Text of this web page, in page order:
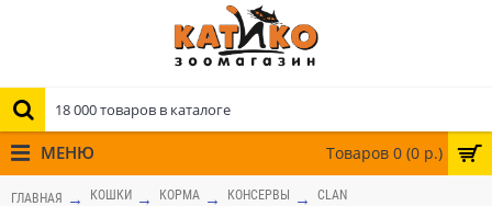
Товаров 0 (0 р.)
МЕНЮ
ГЛАВНАЯ КОШКИ КОРМА КОНСЕРВЫ
CLAN